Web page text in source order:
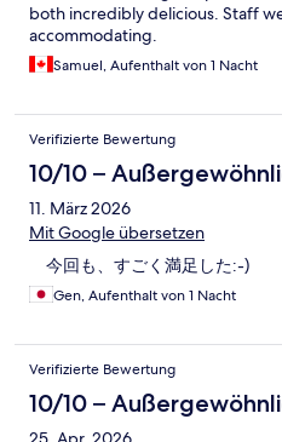
both incredibly delicious. Staff
accommodating.
Samuel, Aufenthalt von 1 Nacht
Verifizierte Bewertung
10/10 –
11. März 2026
Mit Google übersetzen
今回も、すごく満足した:-)
Gen, Aufenthalt von 1 Nacht
Verifizierte Bewertung
10/10 –